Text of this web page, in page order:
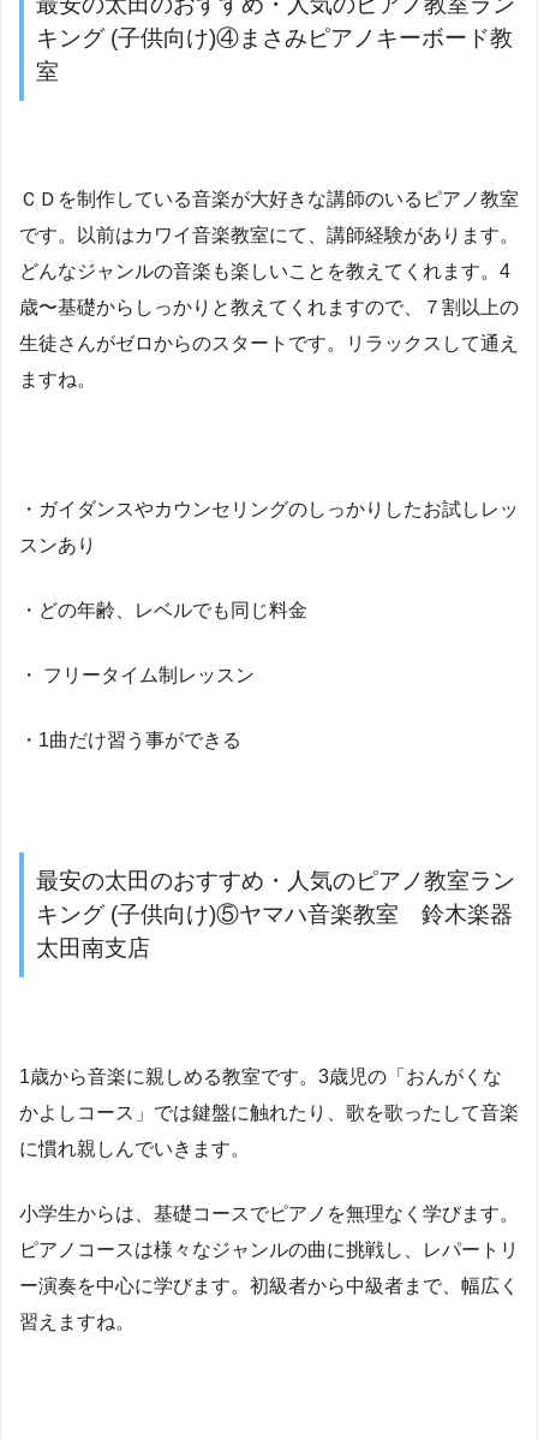
キング (子供向け)④まさみピアノキーボード教
室
ＣＤを制作している音楽が大好きな講師のいるピアノ教室
です。以前はカワイ音楽教室にて、講師経験があります。
どんなジャンルの音楽も楽しいことを教えてくれます。4
歳〜基礎からしっかりと教えてくれますので、７割以上の
生徒さんがゼロからのスタートです。リラックスして通え
ますね。
・ガイダンスやカウンセリングのしっかりしたお試しレッ
スンあり
・どの年齢、レベルでも同じ料金
・ フリータイム制レッスン
・1曲だけ習う事ができる
最安の太田のおすすめ・人気のピアノ教室ラン
キング (子供向け)⑤ヤマハ音楽教室 鈴木楽器
太田南支店
1歳から音楽に親しめる教室です。3歳児の「おんがくな
かよしコース」では鍵盤に触れたり、歌を歌ったして音楽
に慣れ親しんでいきます。
小学生からは、基礎コースでピアノを無理なく学びます。
ピアノコースは様々なジャンルの曲に挑戦し、レパートリ
ー演奏を中心に学びます。初級者から中級者まで、幅広く
習えますね。